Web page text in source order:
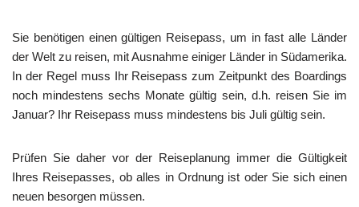
Sie benötigen einen gültigen Reisepass, um in fast alle Länder
der Welt zu reisen, mit Ausnahme einiger Länder in Südamerika.
In der Regel muss Ihr Reisepass zum Zeitpunkt des Boardings
noch mindestens sechs Monate gültig sein, d.h. reisen Sie im
Januar? Ihr Reisepass muss mindestens bis Juli gültig sein.
Prüfen Sie daher vor der Reiseplanung immer die Gültigkeit
Ihres Reisepasses, ob alles in Ordnung ist oder Sie sich einen
neuen besorgen müssen.